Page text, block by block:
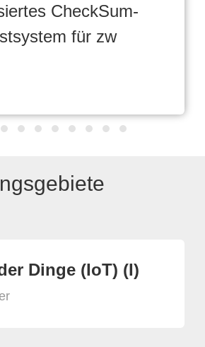
CheckSum-
für zw
Dinge (IoT) (I)